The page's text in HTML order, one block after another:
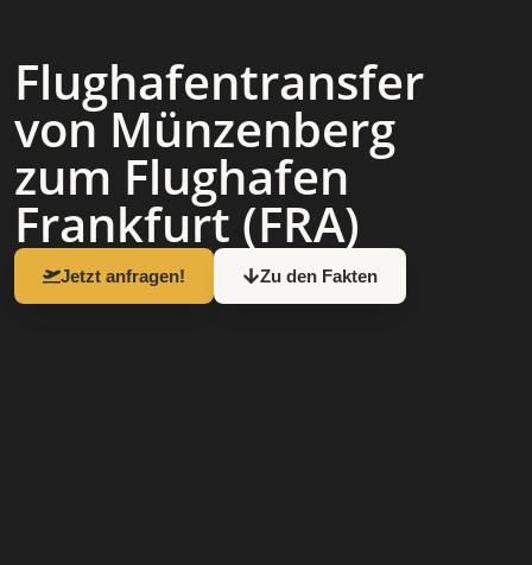
Flughafen­transfer
von Münzenberg
zum Flughafen
Frankfurt (FRA)
Jetzt anfragen! Zu den Fakten